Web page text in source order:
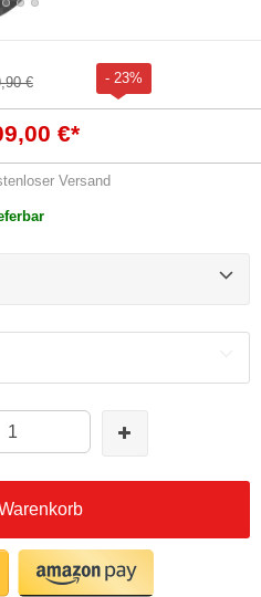
€ - 23%
€*
Versand